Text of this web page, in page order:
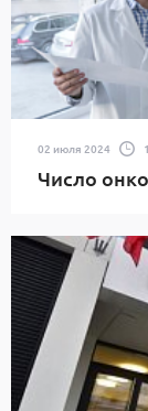
02 июля 2024
Число